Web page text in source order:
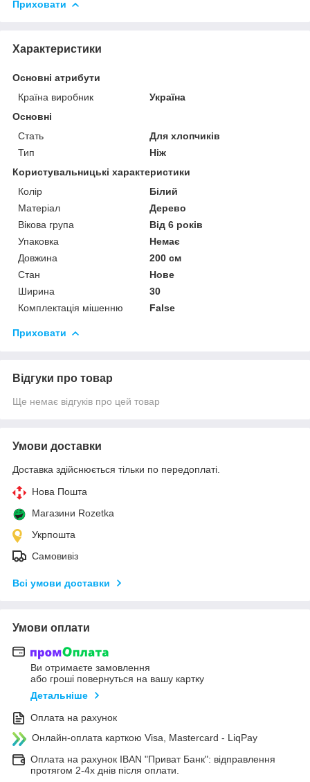
Приховати
Характеристики
Основні атрибути
Країна виробник
Україна
Основні
Стать
Для хлопчиків
Тип
Ніж
Користувальницькі характеристики
Колір
Білий
Матеріал
Дерево
Вікова група
Від 6 років
Упаковка
Немає
Довжина
200 см
Стан
Нове
Ширина
30
Комплектація мішенню
False
Приховати
Відгуки про товар
Ще немає відгуків про цей товар
Умови доставки
Доставка здійснюється тільки по передоплаті.
Нова Пошта
Магазини Rozetka
Укрпошта
Самовивіз
Всі умови доставки
Умови оплати
Ви отримаєте замовлення
або гроші повернуться на вашу картку
Детальніше
Оплата на рахунок
Онлайн-оплата карткою Visa, Mastercard - LiqPay
Оплата на рахунок IBAN "Приват Банк": відправлення
протягом 2-4х днів після оплати.